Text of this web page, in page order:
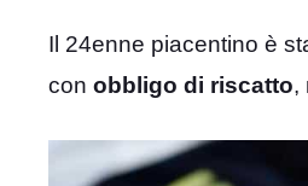
Il 24enne piacentino è
con obbligo di riscatto,